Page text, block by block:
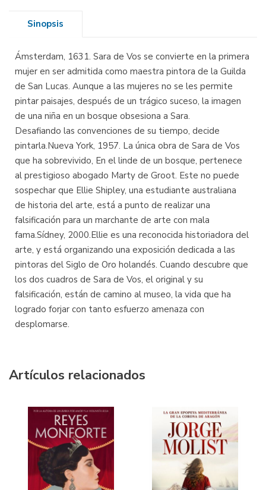
Sinopsis
Ámsterdam, 1631. Sara de Vos se convierte en la primera
mujer en ser admitida como maestra pintora de la Guilda
de San Lucas. Aunque a las mujeres no se les permite
pintar paisajes, después de un trágico suceso, la imagen
de una niña en un bosque obsesiona a Sara.
Desafiando las convenciones de su tiempo, decide
pintarla.Nueva York, 1957. La única obra de Sara de Vos
que ha sobrevivido, En el linde de un bosque, pertenece
al prestigioso abogado Marty de Groot. Este no puede
sospechar que Ellie Shipley, una estudiante australiana
de historia del arte, está a punto de realizar una
falsificación para un marchante de arte con mala
fama.Sídney, 2000.Ellie es una reconocida historiadora del
arte, y está organizando una exposición dedicada a las
pintoras del Siglo de Oro holandés. Cuando descubre que
los dos cuadros de Sara de Vos, el original y su
falsificación, están de camino al museo, la vida que ha
logrado forjar con tanto esfuerzo amenaza con
desplomarse.
Artículos relacionados